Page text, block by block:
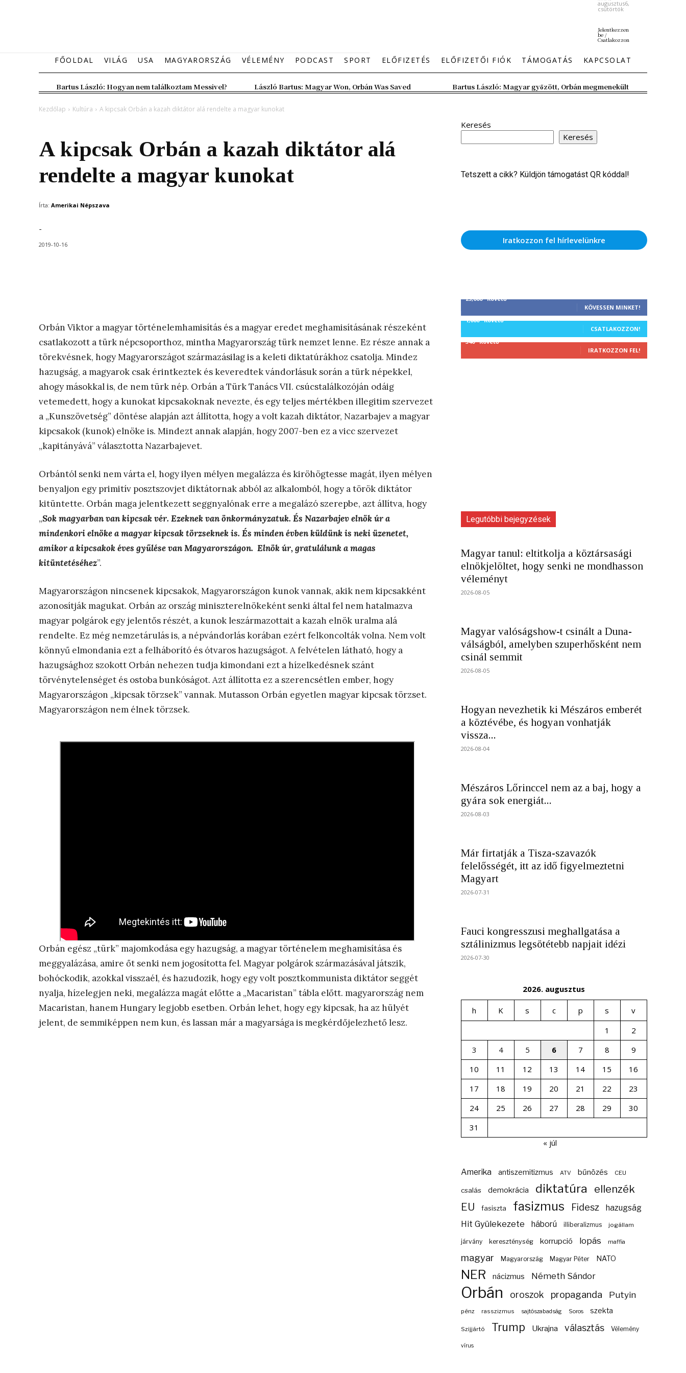
augusztus6,
csütörtök
Jelentkezzen
be /
Csatlakozzon
FŐOLDAL VILÁG USA MAGYARORSZÁG VÉLEMÉNY PODCAST SPORT ELŐFIZETÉS ELŐFIZETŐI FIÓK TÁMOGATÁS KAPCSOLAT
Bartus László: Hogyan nem találkoztam Messivel? László Bartus: Magyar Won, Orbán Was Saved Bartus László: Magyar győzött, Orbán megmenekült
Kezdőlap Kultúra A kipcsak Orbán a kazah diktátor alá rendelte a magyar kunokat
A kipcsak Orbán a kazah diktátor alá
rendelte a magyar kunokat
Írta: Amerikai Népszava
-
2019-10-16
Orbán Viktor a magyar történelemhamisítás és a magyar eredet meghamisításának részeként
csatlakozott a türk népcsoporthoz, mintha Magyarország türk nemzet lenne. Ez része annak a
törekvésnek, hogy Magyarországot származásilag is a keleti diktatúrákhoz csatolja. Mindez
hazugság, a magyarok csak érintkeztek és keveredtek vándorlásuk során a türk népekkel,
ahogy másokkal is, de nem türk nép. Orbán a Türk Tanács VII. csúcstalálkozóján odáig
vetemedett, hogy a kunokat kipcsakoknak nevezte, és egy teljes mértékben illegitim szervezet
a „Kunszövetség” döntése alapján azt állította, hogy a volt kazah diktátor, Nazarbajev a magyar
kipcsakok (kunok) elnöke is. Mindezt annak alapján, hogy 2007-ben ez a vicc szervezet
„kapitányává” választotta Nazarbajevet.
Orbántól senki nem várta el, hogy ilyen mélyen megalázza és kiröhögtesse magát, ilyen mélyen
benyaljon egy primitív posztszovjet diktátornak abból az alkalomból, hogy a török diktátor
kitüntette. Orbán maga jelentkezett seggnyalónak erre a megalázó szerepbe, azt állítva, hogy
„Sok magyarban van kipcsak vér. Ezeknek van önkormányzatuk. És Nazarbajev elnök úr a
mindenkori elnöke a magyar kipcsak törzseknek is. És minden évben küldünk is neki üzenetet,
amikor a kipcsakok éves gyűlése van Magyarországon. Elnök úr, gratulálunk a magas
kitüntetéséhez”.
Magyarországon nincsenek kipcsakok, Magyarországon kunok vannak, akik nem kipcsakként
azonosítják magukat. Orbán az ország miniszterelnökeként senki által fel nem hatalmazva
magyar polgárok egy jelentős részét, a kunok leszármazottait a kazah elnök uralma alá
rendelte. Ez még nemzetárulás is, a népvándorlás korában ezért felkoncolták volna. Nem volt
könnyű elmondania ezt a felháborító és ótvaros hazugságot. A felvételen látható, hogy a
hazugsághoz szokott Orbán nehezen tudja kimondani ezt a hízelkedésnek szánt
törvénytelenséget és ostoba bunkóságot. Azt állította ez a szerencsétlen ember, hogy
Magyarországon „kipcsak törzsek” vannak. Mutasson Orbán egyetlen magyar kipcsak törzset.
Magyarországon nem élnek törzsek.
Orbán egész „türk” majomkodása egy hazugság, a magyar történelem meghamisítása és
meggyalázása, amire őt senki nem jogosította fel. Magyar polgárok származásával játszik,
bohóckodik, azokkal visszaél, és hazudozik, hogy egy volt posztkommunista diktátor seggét
nyalja, hízelegjen neki, megalázza magát előtte a „Macaristan” tábla előtt. magyarország nem
Macaristan, hanem Hungary legjobb esetben. Orbán lehet, hogy egy kipcsak, ha az hülyét
jelent, de semmiképpen nem kun, és lassan már a magyarsága is megkérdőjelezhető lesz.
Keresés
Keresés
Tetszett a cikk? Küldjön támogatást QR kóddal!
Iratkozzon fel hírlevelünkre
25,000 Követő
KÖVESSEN MINKET!
1,000 Követő
CSATLAKOZZON!
340 Követő
IRATKOZZON FEL!
Legutóbbi bejegyzések
Magyar tanul: eltitkolja a köztársasági
elnökjelöltet, hogy senki ne mondhasson
véleményt
2026-08-05
Magyar valóságshow-t csinált a Duna-
válságból, amelyben szuperhősként nem
csinál semmit
2026-08-05
Hogyan nevezhetik ki Mészáros emberét
a köztévébe, és hogyan vonhatják
vissza...
2026-08-04
Mészáros Lőrinccel nem az a baj, hogy a
gyára sok energiát...
2026-08-03
Már firtatják a Tisza-szavazók
felelősségét, itt az idő figyelmeztetni
Magyart
2026-07-31
Fauci kongresszusi meghallgatása a
sztálinizmus legsötétebb napjait idézi
2026-07-30
2026. augusztus
h K s c p s
v
1
2
3
4 5 6 7 8
9
10
11 12 13 14 15
16
17
18 19 20 21 22
23
24
25 26 27 28 29
30
31
« júl
Amerika antiszemitizmus ATV bűnözés CEU
csalás demokrácia diktatúra ellenzék
EU fasiszta fasizmus Fidesz hazugság
Hit Gyülekezete háború illiberalizmus jogállam
járvány kereszténység korrupció lopás maffia
magyar Magyarország Magyar Péter NATO
NER nácizmus Németh Sándor
Orbán oroszok propaganda Putyin
pénz rasszizmus sajtószabadság Soros szekta
Szijjártó Trump Ukrajna választás Vélemény
vírus